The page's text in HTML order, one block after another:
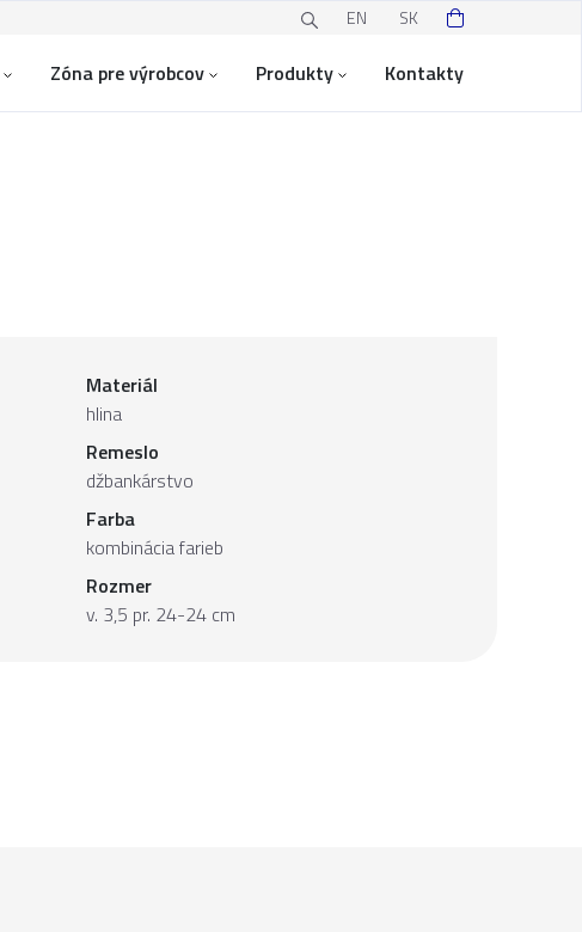
EN SK
Zóna pre výrobcov Produkty Kontakty
Materiál
hlina
Remeslo
džbankárstvo
Farba
kombinácia farieb
Rozmer
v. 3,5 pr. 24-24 cm